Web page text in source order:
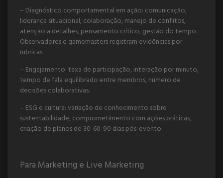
– Diagnóstico comportamental em ação: comunicação,
liderança situacional, colaboração, manejo de conflitos,
atenção a detalhes, pensamento crítico, gestão do tempo.
Observadores e gamemasters registram evidências por
rubricas.
– Engajamento: taxa de participação, interação por minuto,
tempo de fala equilibrado entre membros, número de
decisões colaborativas.
– ESG e cultura: variação de conhecimento sobre
sustentabilidade, comprometimento com ações práticas,
criação de planos de 30-60-90 dias pós-evento.
Para Marketing e Live Marketing